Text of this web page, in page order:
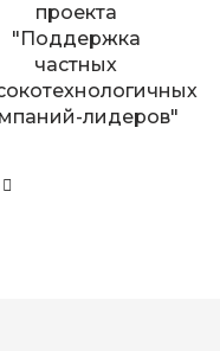
проекта
"Поддержка
частных
лидеров"